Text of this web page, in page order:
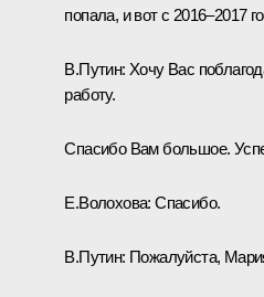
попала, и вот с 2016–2017
В.Путин: Хочу Вас
работу.
Спасибо Вам большое.
Е.Волохова:Спасибо.
В.Путин: Пожалуйста,